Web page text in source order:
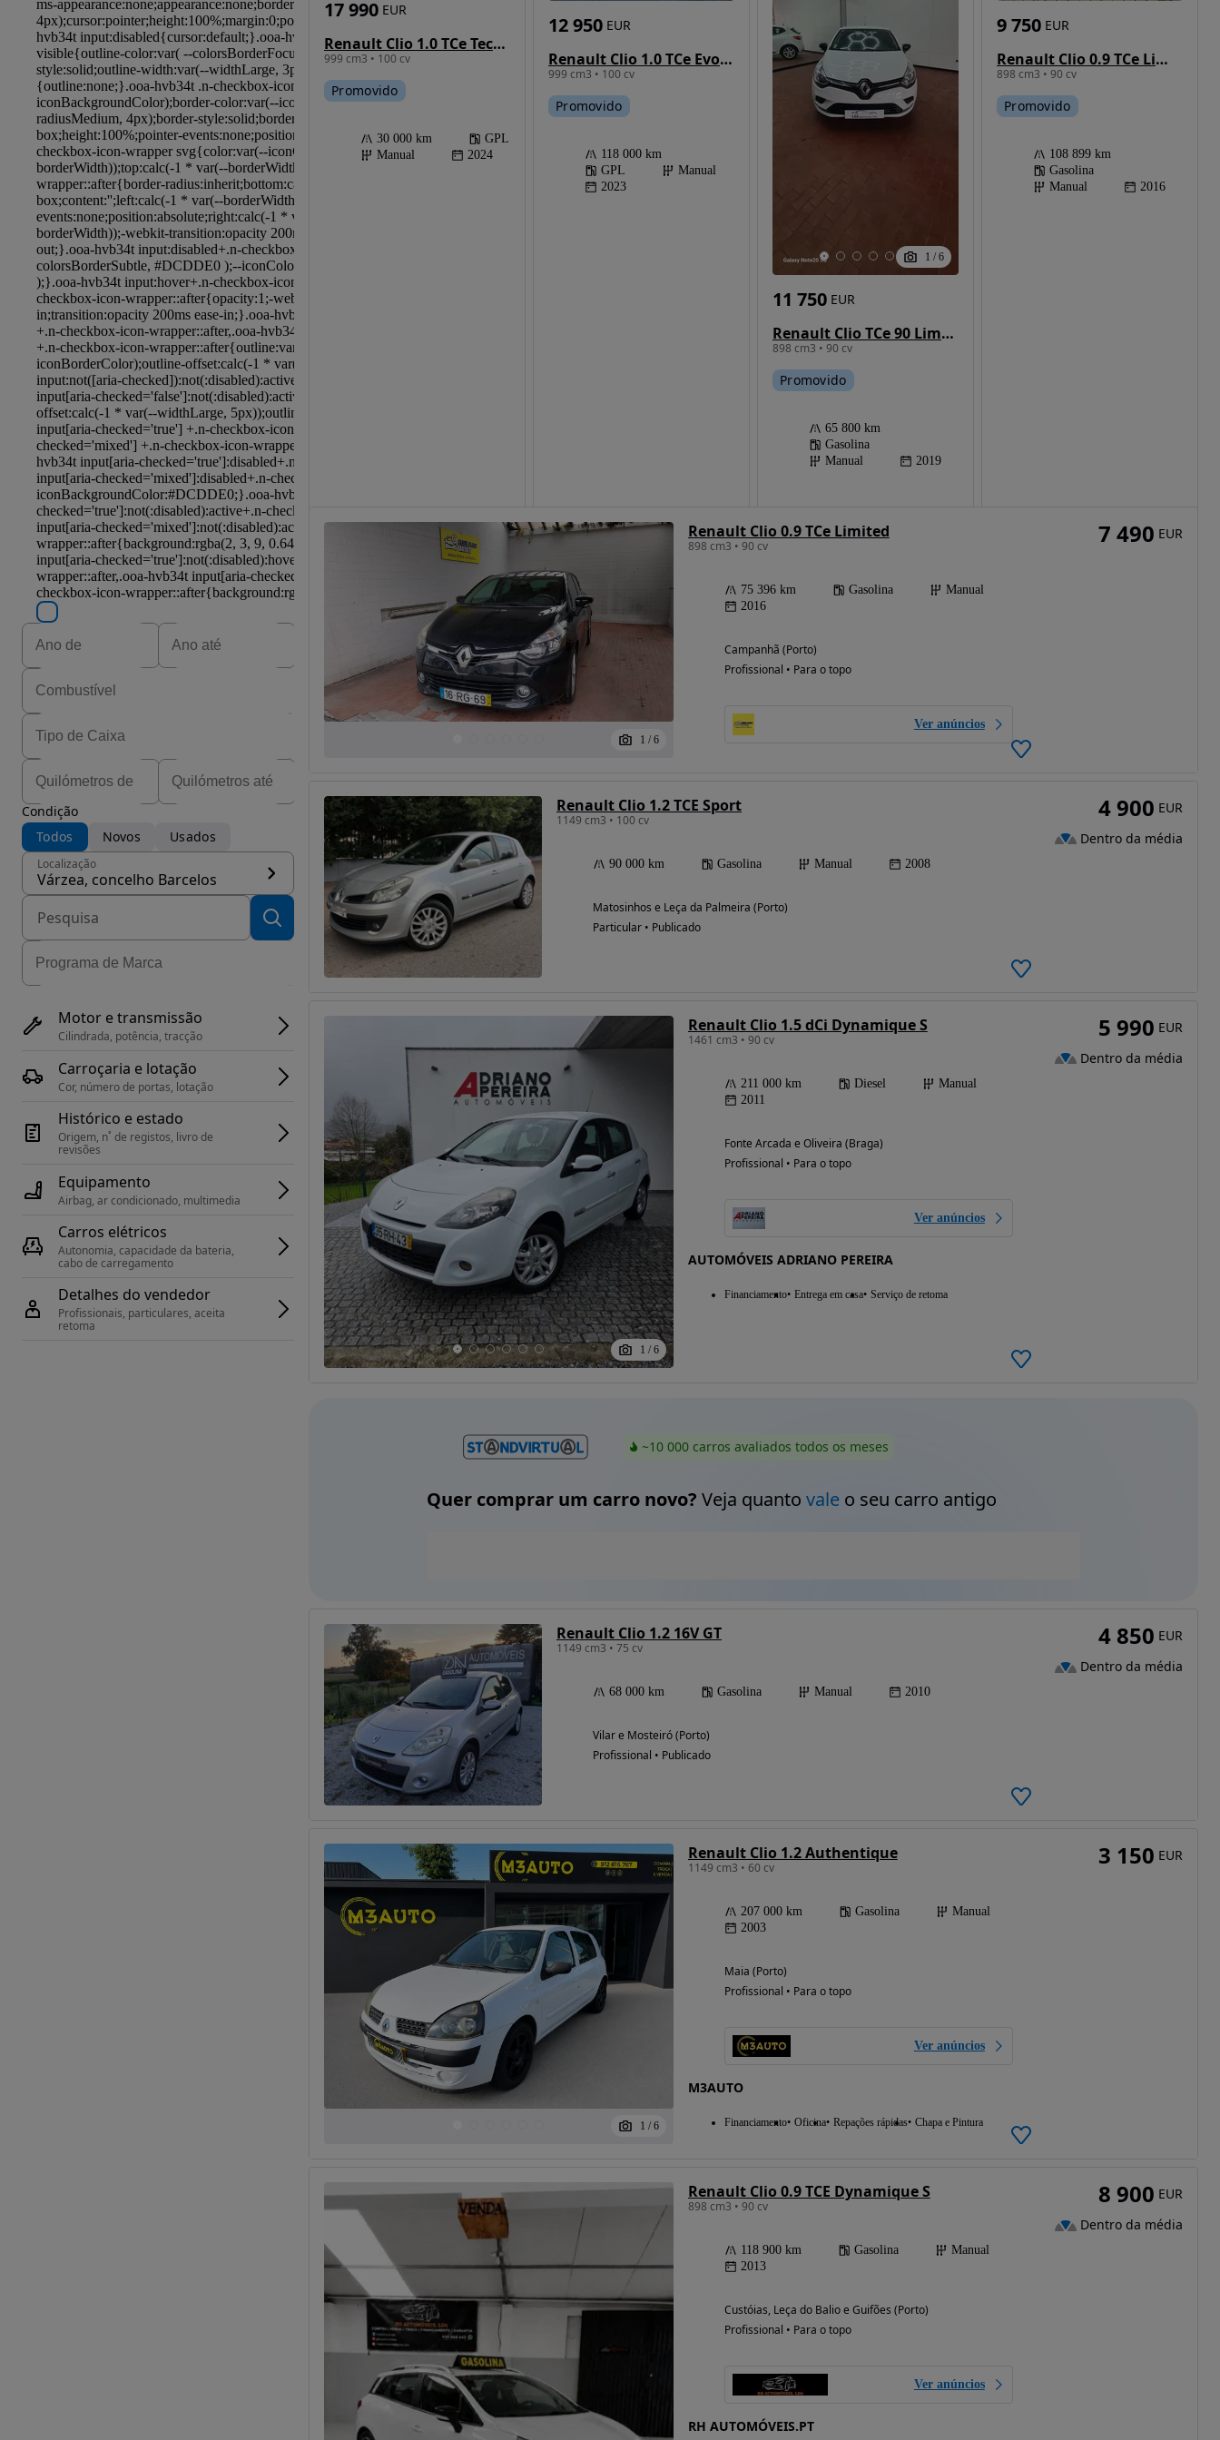
Condição
Todos
Novos Usados
Localização
Várzea, concelho Barcelos
Motor e transmissão
Cilindrada, potência, tracção
Carroçaria e lotação
Cor, número de portas, lotação
Histórico e estado
Origem, n˚ de registos, livro de
revisões
Equipamento
Airbag, ar condicionado, multimedia
Carros elétricos
Autonomia, capacidade da bateria,
cabo de carregamento
Detalhes do vendedor
Profissionais, particulares, aceita
retoma
Renault Clio 1.0 TCe Techno Bi-Fuel
999 cm3 • 100 cv
17 990 EUR
Promovido
30 000 km
GPL
Manual
2024
Renault Clio 1.0 TCe Evolution Bi-Fuel
999 cm3 • 100 cv
12 950 EUR
Promovido
118 000 km
GPL
Manual
2023
1 / 6
Renault Clio TCe 90 Limited
898 cm3 • 90 cv
11 750 EUR
Promovido
65 800 km
Gasolina
Manual
2019
Renault Clio 0.9 TCe Limited Edition
898 cm3 • 90 cv
9 750 EUR
Promovido
108 899 km
Gasolina
Manual
2016
1 / 6
Renault Clio 0.9 TCe Limited
898 cm3 • 90 cv
75 396 km Gasolina
Manual
2016
Campanhã (Porto)
Profissional • Para o topo
Ver anúncios
7 490 EUR
Renault Clio 1.2 TCE Sport
1149 cm3 • 100 cv
90 000 km Gasolina Manual 2008
Matosinhos e Leça da Palmeira (Porto)
Particular • Publicado
4 900 EUR
Dentro da média
1 / 6
Renault Clio 1.5 dCi Dynamique S
1461 cm3 • 90 cv
211 000 km Diesel
Manual
2011
Fonte Arcada e Oliveira (Braga)
Profissional • Para o topo
Ver anúncios
AUTOMÓVEIS ADRIANO PEREIRA
Financiamento Entrega em casa Serviço de retoma
5 990 EUR
Dentro da média
~10 000 carros avaliados todos os meses
Quer comprar um carro novo? Veja quanto valeo seu carro antigo
Renault Clio 1.2 16V GT
1149 cm3 • 75 cv
68 000 km Gasolina Manual 2010
Vilar e Mosteiró (Porto)
Profissional • Publicado
4 850 EUR
Dentro da média
1 / 6
Renault Clio 1.2 Authentique
1149 cm3 • 60 cv
207 000 km Gasolina
Manual
2003
Maia (Porto)
Profissional • Para o topo
Ver anúncios
M3AUTO
Financiamento Oficina Repações rápidas Chapa e Pintura
3 150 EUR
Renault Clio 0.9 TCE Dynamique S
898 cm3 • 90 cv
118 900 km Gasolina
Manual
2013
Custóias, Leça do Balio e Guifões (Porto)
Profissional • Para o topo
Ver anúncios
RH AUTOMÓVEIS.PT
8 900 EUR
Dentro da média